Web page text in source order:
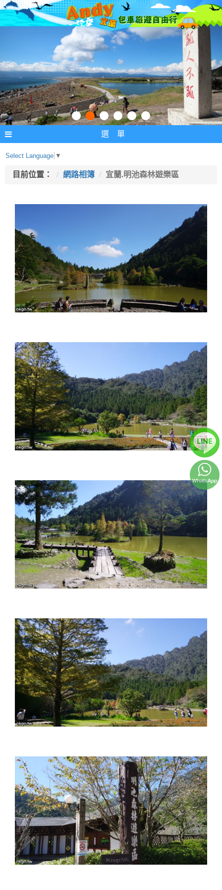
選 單
Select Language ▼
目前位置： 網路相簿 宜蘭.明池森林遊樂區